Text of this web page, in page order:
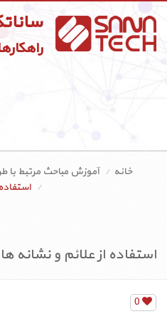
خانه
آموزش مباحث مرتبط با
استفاده از علائم و
0